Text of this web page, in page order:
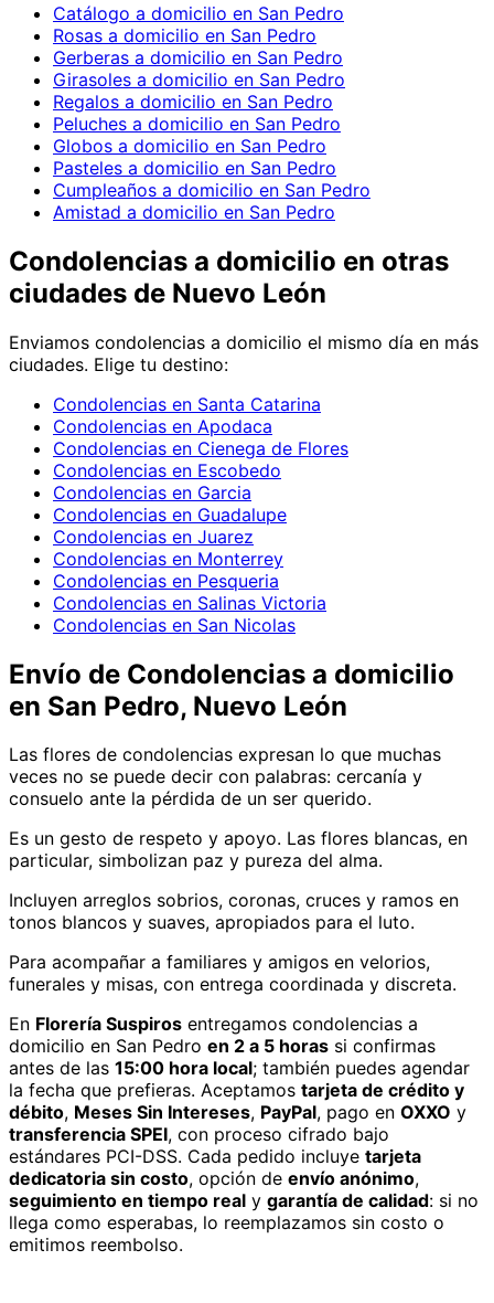
Catálogo a domicilio en San Pedro
Rosas a domicilio en San Pedro
Gerberas a domicilio en San Pedro
Girasoles a domicilio en San Pedro
Regalos a domicilio en San Pedro
Peluches a domicilio en San Pedro
Globos a domicilio en San Pedro
Pasteles a domicilio en San Pedro
Cumpleaños a domicilio en San Pedro
Amistad a domicilio en San Pedro
Condolencias a domicilio en otras
ciudades de Nuevo León
Enviamos condolencias a domicilio el mismo día en más
ciudades. Elige tu destino:
Condolencias en Santa Catarina
Condolencias en Apodaca
Condolencias en Cienega de Flores
Condolencias en Escobedo
Condolencias en Garcia
Condolencias en Guadalupe
Condolencias en Juarez
Condolencias en Monterrey
Condolencias en Pesqueria
Condolencias en Salinas Victoria
Condolencias en San Nicolas
Envío de Condolencias a domicilio
en San Pedro, Nuevo León
Las flores de condolencias expresan lo que muchas
veces no se puede decir con palabras: cercanía y
consuelo ante la pérdida de un ser querido.
Es un gesto de respeto y apoyo. Las flores blancas, en
particular, simbolizan paz y pureza del alma.
Incluyen arreglos sobrios, coronas, cruces y ramos en
tonos blancos y suaves, apropiados para el luto.
Para acompañar a familiares y amigos en velorios,
funerales y misas, con entrega coordinada y discreta.
En Florería Suspiros entregamos condolencias a
domicilio en San Pedro en 2 a 5 horas si confirmas
antes de las 15:00 hora local; también puedes agendar
la fecha que prefieras. Aceptamos tarjeta de crédito y
débito, Meses Sin Intereses, PayPal, pago en OXXO y
transferencia SPEI, con proceso cifrado bajo
estándares PCI-DSS. Cada pedido incluye tarjeta
dedicatoria sin costo, opción de envío anónimo,
seguimiento en tiempo real y garantía de calidad: si no
llega como esperabas, lo reemplazamos sin costo o
emitimos reembolso.